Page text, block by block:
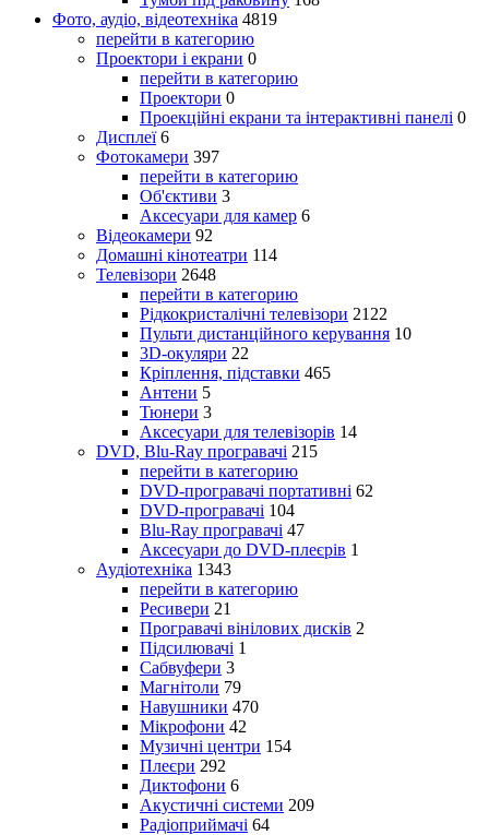
Фото, аудіо, відеотехніка 4819
перейти в категорию
Проектори і екрани 0
перейти в категорию
Проектори 0
Проекційні екрани та інтерактивні панелі 0
Дисплеї 6
Фотокамери 397
перейти в категорию
Об'єктиви 3
Аксесуари для камер 6
Відеокамери 92
Домашні кінотеатри 114
Телевізори 2648
перейти в категорию
Рідкокристалічні телевізори 2122
Пульти дистанційного керування 10
3D-окуляри 22
Кріплення, підставки 465
Антени 5
Тюнери 3
Аксесуари для телевізорів 14
DVD, Blu-Ray програвачі 215
перейти в категорию
DVD-програвачі портативні 62
DVD-програвачі 104
Blu-Ray програвачі 47
Аксесуари до DVD-плеєрів 1
Аудіотехніка 1343
перейти в категорию
Ресивери 21
Програвачі вінілових дисків 2
Підсилювачі 1
Сабвуфери 3
Магнітоли 79
Навушники 470
Мікрофони 42
Музичні центри 154
Плеєри 292
Диктофони 6
Акустичні системи 209
Радіоприймачі 64